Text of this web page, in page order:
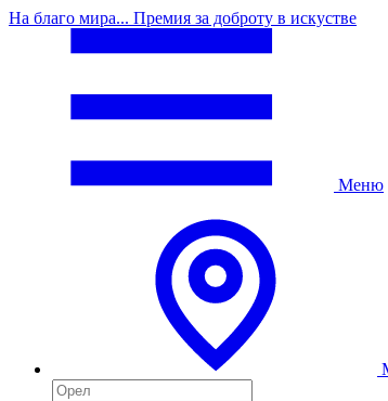
На благо мира... Премия за доброту в искустве
Меню